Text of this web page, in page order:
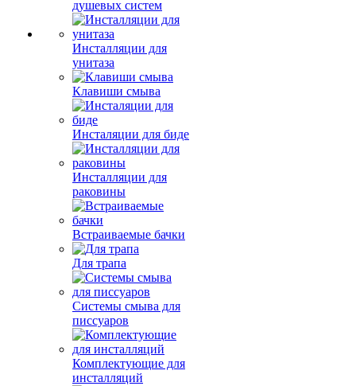
душевых систем
Инсталляции для
унитаза
Клавиши смыва
Инсталяции для биде
Инсталляции для
раковины
Встраиваемые бачки
Для трапа
Системы смыва для
писсуаров
Комплектующие для
инсталляций